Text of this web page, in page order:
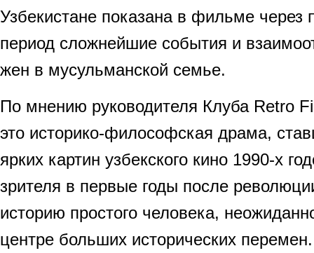
Узбекистане показана в фильме через
период сложнейшие события и
жен в мусульманской семье.
По мнению руководителя Клуба Retro
это историко-философская драма,
ярких картин узбекского кино 1990-х
зрителя в первые годы после
историю простого человека,
центре больших исторических перемен.